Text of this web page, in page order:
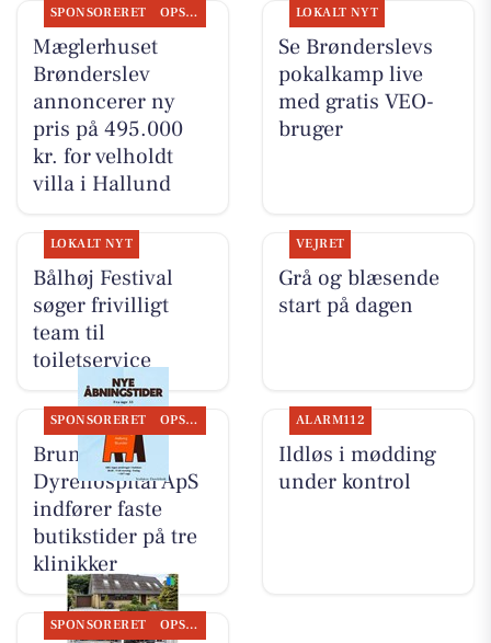
SPONSORERET OPSLAGSTAVLEN
Mæglerhuset
Brønderslev
annoncerer ny
pris på 495.000
kr. for velholdt
villa i Hallund
LOKALT NYT
Se Brønderslevs
pokalkamp live
med gratis VEO-
bruger
LOKALT NYT
Bålhøj Festival
søger frivilligt
team til
toiletservice
VEJRET
Grå og blæsende
start på dagen
SPONSORERET OPSLAGSTAVLEN
Brunder
Dyrehospital ApS
indfører faste
butikstider på tre
klinikker
ALARM112
Ildløs i mødding
under kontrol
SPONSORERET OPSLAGSTAVLEN